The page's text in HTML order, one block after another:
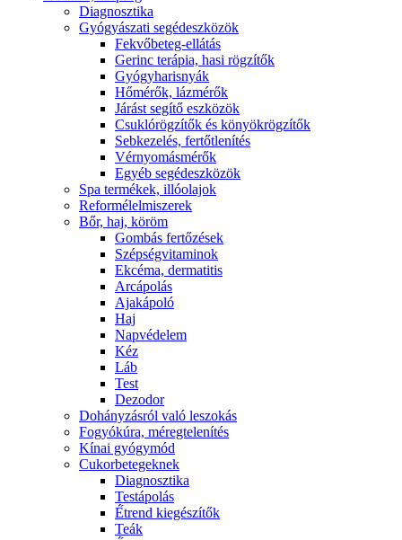
Diagnosztika
Gyógyászati segédeszközök
Fekvőbeteg-ellátás
Gerinc terápia, hasi rögzítők
Gyógyharisnyák
Hőmérők, lázmérők
Járást segítő eszközök
Csuklórögzítők és könyökrögzítők
Sebkezelés, fertőtlenítés
Vérnyomásmérők
Egyéb segédeszközök
Spa termékek, illóolajok
Reformélelmiszerek
Bőr, haj, köröm
Gombás fertőzések
Szépségvitaminok
Ekcéma, dermatitis
Arcápolás
Ajakápoló
Haj
Napvédelem
Kéz
Láb
Test
Dezodor
Dohányzásról való leszokás
Fogyókúra, méregtelenítés
Kínai gyógymód
Cukorbetegeknek
Diagnosztika
Testápolás
É́trend kiegészítők
Teák